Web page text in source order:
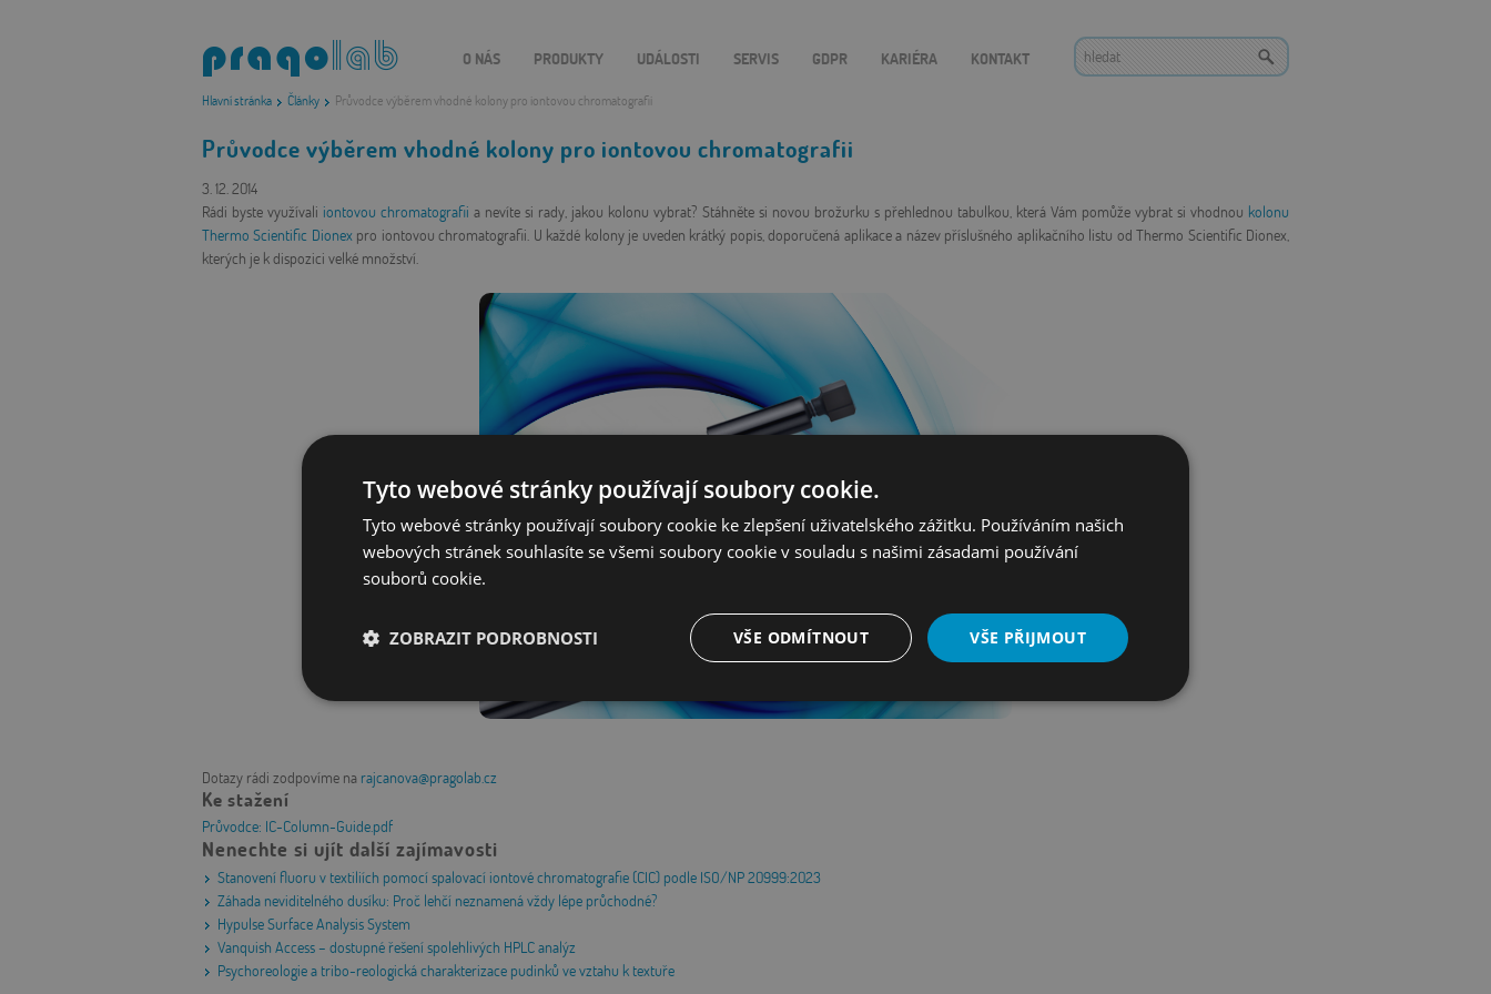
Hlavní stránka Články Průvodce výběrem vhodné kolony pro iontovou chromatografii
O NÁS PRODUKTY UDÁLOSTI SERVIS GDPR KARIÉRA KONTAKT
Průvodce výběrem vhodné kolony pro iontovou chromatografii
3. 12. 2014
Rádi byste využívali iontovou chromatografii a nevíte si rady, jakou kolonu vybrat? Stáhněte si novou brožurku s přehlednou tabulkou, která Vám pomůže vybrat si vhodnou kolonu
Thermo Scientific Dionexpro iontovou chromatografii. U každé kolony je uveden krátký popis, doporučená aplikace a název příslušného aplikačního listu od Thermo Scientific Dionex,
kterých je k dispozici velké množství.
Dotazy rádi zodpovíme na rajcanova@pragolab.cz
Ke stažení
Průvodce: IC-Column-Guide.pdf
Nenechte si ujít další zajímavosti
Stanovení fluoru v textiliích pomocí spalovací iontové chromatografie (CIC) podle ISO/NP 20999:2023
Záhada neviditelného dusíku: Proč lehčí neznamená vždy lépe průchodné?
Hypulse Surface Analysis System
Vanquish Access – dostupné řešení spolehlivých HPLC analýz
Psychoreologie a tribo-reologická charakterizace pudinků ve vztahu k textuře
Tyto webové stránky používají soubory cookie.
Tyto webové stránky používají soubory cookie ke zlepšení uživatelského zážitku. Používáním našich
webových stránek souhlasíte se všemi soubory cookie v souladu s našimi zásadami používání
souborů cookie.
VŠE PŘIJMOUT
VŠE ODMÍTNOUT
ZOBRAZIT PODROBNOSTI
Nezbytně nutné
Výkonové
soubory
Soubory cílení Funkční soubory
Nezařazené
Nezbytně nutné soubory Výkonové soubory Soubory cílení
Nezbytně nutné soubory cookie umožňují základní funkce webových stránek, jako je přihlášení uživatele a správa účtu. Webové
stránky nelze bez nezbytně nutných souborů cookie správně používat.
Název
Provider /